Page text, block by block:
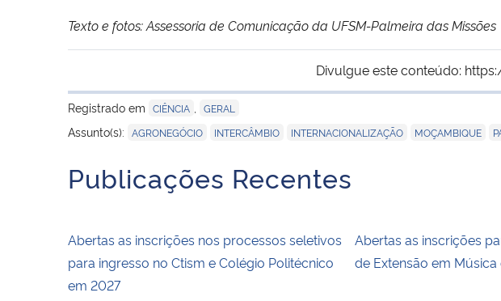
Texto e fotos: Assessoria de Comunicação da UFSM-Palmeira das Missões
Divulgue este conteúdo:
Registrado em CIÊNCIA GERAL
Assunto(s): AGRONEGÓCIO INTERCÂMBIO INTERNACIONALIZAÇÃO MOÇAMBIQUE
Publicações Recentes
Abertas as inscrições nos processos seletivos
para ingresso no Ctism e Colégio Politécnico
em 2027
Abertas as inscrições
de Extensão em Música